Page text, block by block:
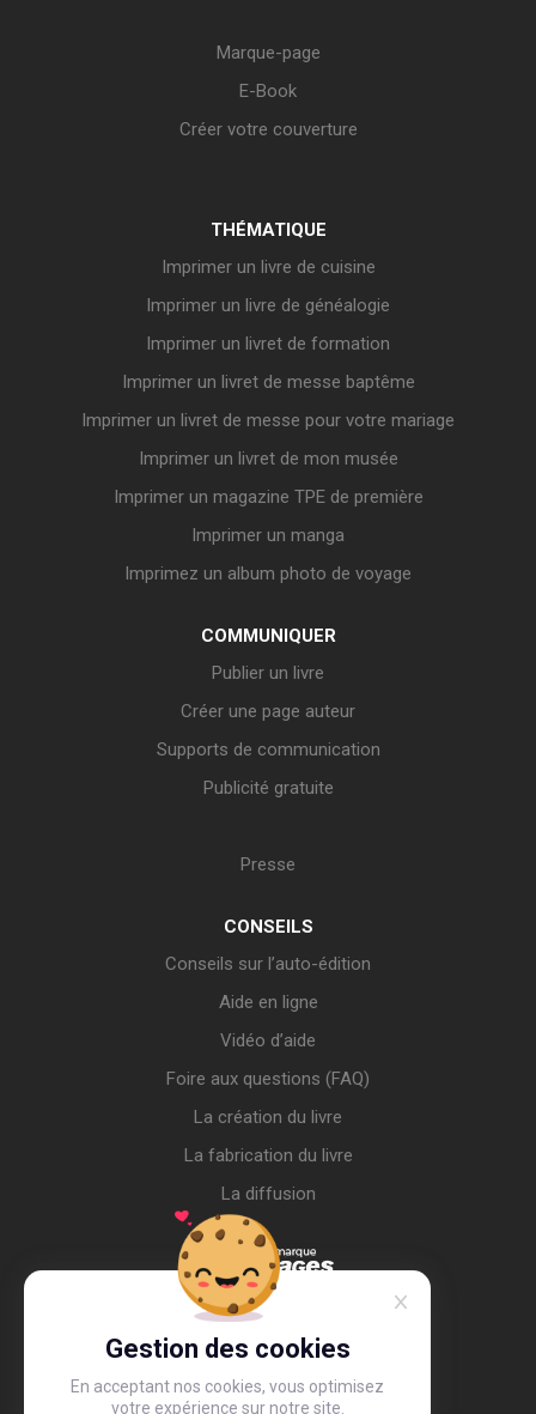
Gestion des cookies
En acceptant nos cookies, vous optimisez
votre expérience sur notre site.
Marque-page
E-Book
Créer votre couverture
THÉMATIQUE
Imprimer un livre de cuisine
Imprimer un livre de généalogie
Imprimer un livret de formation
Imprimer un livret de messe baptême
Imprimer un livret de messe pour votre mariage
Imprimer un livret de mon musée
Imprimer un magazine TPE de première
Imprimer un manga
Imprimez un album photo de voyage
COMMUNIQUER
Publier un livre
Créer une page auteur
Supports de communication
Publicité gratuite
Presse
CONSEILS
Conseils sur l’auto-édition
Aide en ligne
Vidéo d’aide
Foire aux questions (FAQ)
La création du livre
La fabrication du livre
La diffusion